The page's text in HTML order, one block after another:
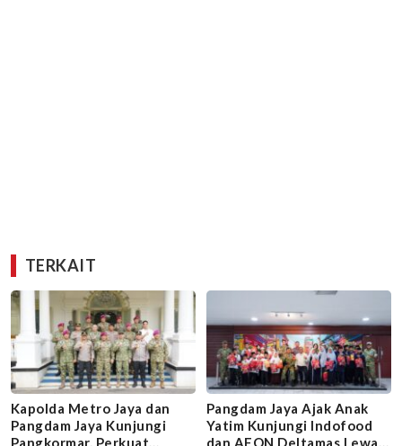
TERKAIT
Kapolda Metro Jaya dan
Pangdam Jaya Kunjungi
Pangkormar, Perkuat
Pangdam Jaya Ajak Anak
Yatim Kunjungi Indofood
dan AEON Deltamas Lewat